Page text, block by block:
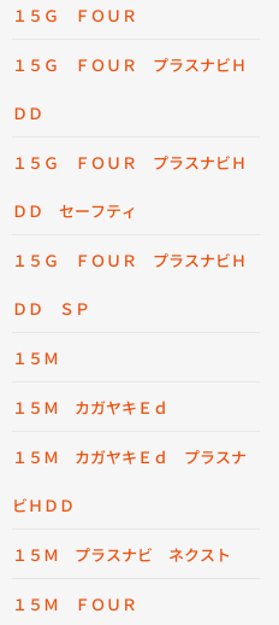
１５Ｇ ＦＯＵＲ
１５Ｇ ＦＯＵＲ プラスナビＨ
ＤＤ
１５Ｇ ＦＯＵＲ プラスナビＨ
ＤＤ セーフティ
１５Ｇ ＦＯＵＲ プラスナビＨ
ＤＤ ＳＰ
１５Ｍ
１５Ｍ カガヤキＥｄ
１５Ｍ カガヤキＥｄ プラスナ
ビＨＤＤ
１５Ｍ プラスナビ ネクスト
１５Ｍ ＦＯＵＲ